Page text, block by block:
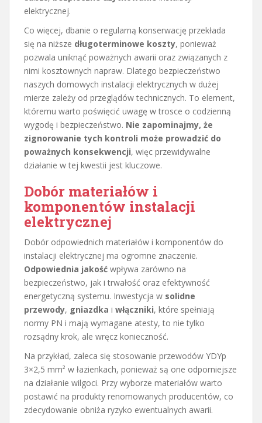
elektrycznej.
Co więcej, dbanie o regularną konserwację przekłada
się na niższe długoterminowe koszty, ponieważ
pozwala uniknąć poważnych awarii oraz związanych z
nimi kosztownych napraw. Dlatego bezpieczeństwo
naszych domowych instalacji elektrycznych w dużej
mierze zależy od przeglądów technicznych. To element,
któremu warto poświęcić uwagę w trosce o codzienną
wygodę i bezpieczeństwo. Nie zapominajmy, że
zignorowanie tych kontroli może prowadzić do
poważnych konsekwencji, więc przewidywalne
działanie w tej kwestii jest kluczowe.
Dobór materiałów i
komponentów instalacji
elektrycznej
Dobór odpowiednich materiałów i komponentów do
instalacji elektrycznej ma ogromne znaczenie.
Odpowiednia jakość wpływa zarówno na
bezpieczeństwo, jak i trwałość oraz efektywność
energetyczną systemu. Inwestycja w solidne
przewody, gniazdka i włączniki, które spełniają
normy PN i mają wymagane atesty, to nie tylko
rozsądny krok, ale wręcz konieczność.
Na przykład, zaleca się stosowanie przewodów YDYp
3×2,5 mm² w łazienkach, ponieważ są one odporniejsze
na działanie wilgoci. Przy wyborze materiałów warto
postawić na produkty renomowanych producentów, co
zdecydowanie obniża ryzyko ewentualnych awarii.